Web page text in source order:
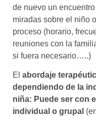
de nuevo un
miradas sobre el niño
proceso (horario,
reuniones con la
si fuera necesario…..)
El abordaje
dependiendo de la
niña: Puede ser con
individual o grupal